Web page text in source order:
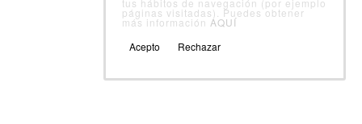
© Servicio Integral Control Alimentario
tus hábitos de navegación (por ejemplo
páginas visitadas). Puedes obtener
más información AQUÍ
Acepto
Rechazar